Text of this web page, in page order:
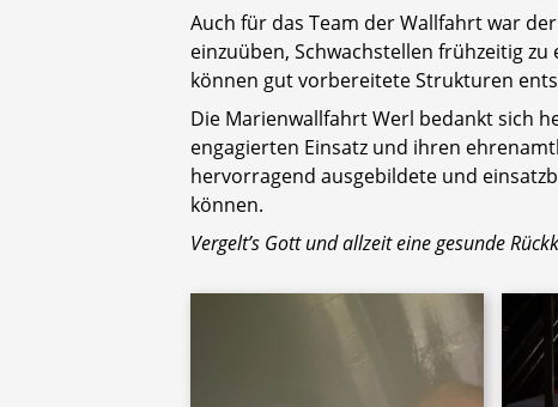
Auch für das Team der Wallfahrt war
einzuüben, Schwachstellen frühzeitig
können gut vorbereitete Strukturen
Die Marienwallfahrt Werl bedankt sich
engagierten Einsatz und ihren
hervorragend ausgebildete und
können.
Vergelt’s Gott und allzeit eine gesunde